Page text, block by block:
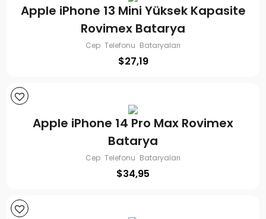
Apple iPhone 13 Mini Yüksek Kapasite
Rovimex Batarya
Cep Telefonu Bataryaları
$27,19
Apple iPhone 14 Pro Max Rovimex
Batarya
Cep Telefonu Bataryaları
$34,95